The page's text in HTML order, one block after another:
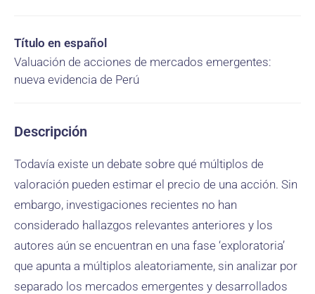
Título en español
Valuación de acciones de mercados emergentes:
nueva evidencia de Perú
Descripción
Todavía existe un debate sobre qué múltiplos de
valoración pueden estimar el precio de una acción. Sin
embargo, investigaciones recientes no han
considerado hallazgos relevantes anteriores y los
autores aún se encuentran en una fase ‘exploratoria’
que apunta a múltiplos aleatoriamente, sin analizar por
separado los mercados emergentes y desarrollados